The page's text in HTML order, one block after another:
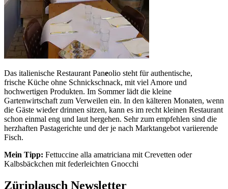
Das italienische Restaurant Paneolio steht für authentische,
frische Küche ohne Schnickschnack, mit viel Amore und
hochwertigen Produkten. Im Sommer lädt die kleine
Gartenwirtschaft zum Verweilen ein. In den kälteren Monaten, wenn
die Gäste wieder drinnen sitzen, kann es im recht kleinen Restaurant
schon einmal eng und laut hergehen. Sehr zum empfehlen sind die
herzhaften Pastagerichte und der je nach Marktangebot variierende
Fisch.
Mein Tipp: Fettuccine alla amatriciana mit Crevetten oder
Kalbsbäckchen mit federleichten Gnocchi
Züriplausch Newsletter